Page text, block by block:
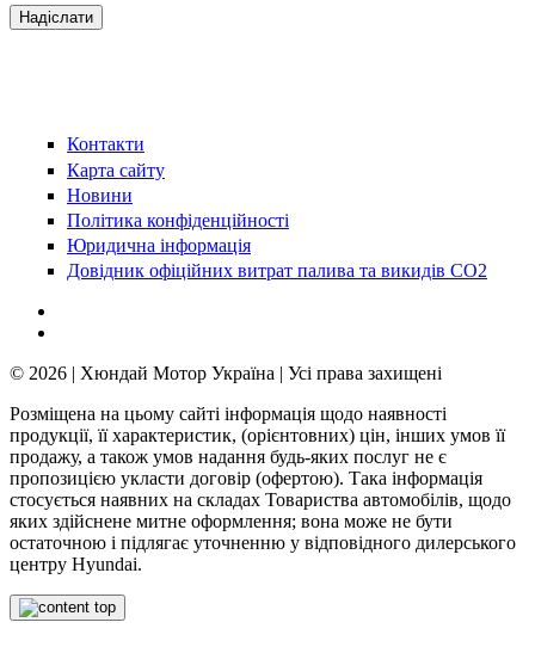
Контакти
Карта сайту
Новини
Політика конфіденційності
Юридична інформація
Довідник офіційних витрат палива та викидів СО2
© 2026 | Хюндай Мотор Україна | Усі права захищені
Розміщена на цьому сайті інформація щодо наявності
продукції, її характеристик, (орієнтовних) цін, інших умов її
продажу, а також умов надання будь-яких послуг не є
пропозицією укласти договір (офертою). Така інформація
стосується наявних на складах Товариства автомобілів, щодо
яких здійснене митне оформлення; вона може не бути
остаточною і підлягає уточненню у відповідного дилерського
центру Hyundai.